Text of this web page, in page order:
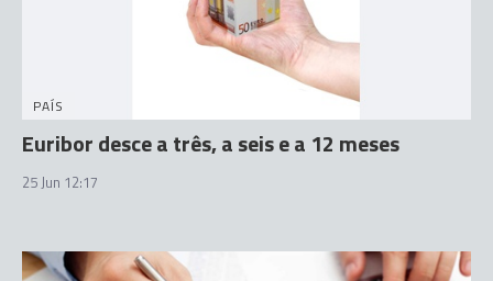
PAÍS
Euribor desce a três, a seis e a 12 meses
25 Jun 12:17